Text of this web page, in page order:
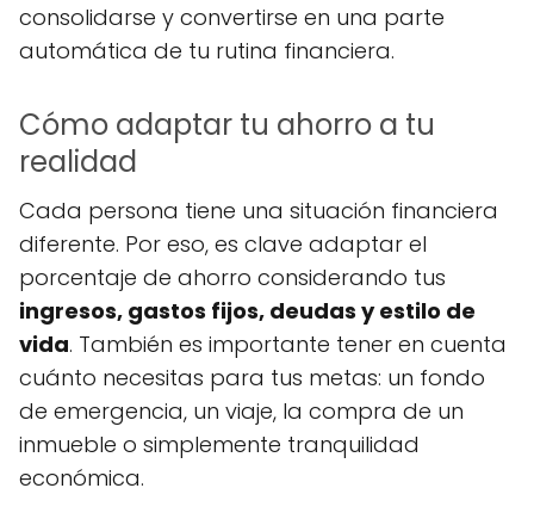
consolidarse y convertirse en una parte
automática de tu rutina financiera.
Cómo adaptar tu ahorro a tu
realidad
Cada persona tiene una situación financiera
diferente. Por eso, es clave adaptar el
porcentaje de ahorro considerando tus
ingresos, gastos fijos, deudas y estilo de
vida. También es importante tener en cuenta
cuánto necesitas para tus metas: un fondo
de emergencia, un viaje, la compra de un
inmueble o simplemente tranquilidad
económica.